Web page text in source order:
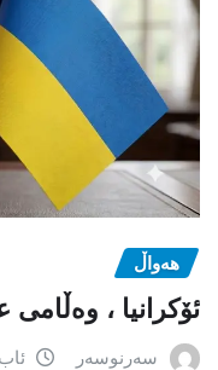
هەواڵ
ئۆکرانیا ،
سەرنوسەر ئاب 2, 2026